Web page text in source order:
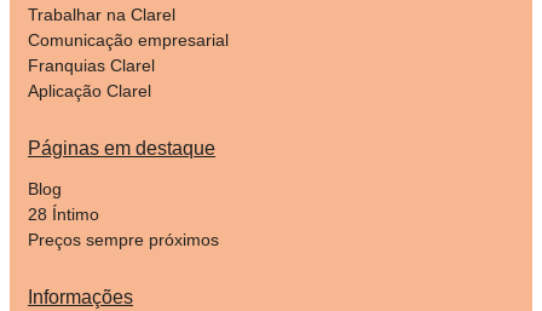
Trabalhar na Clarel
Comunicação empresarial
Franquias Clarel
Aplicação Clarel
Páginas em destaque
Blog
28 Íntimo
Preços sempre próximos
Informações